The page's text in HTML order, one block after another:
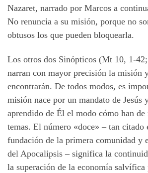
Nazaret, narrado por Marcos a
No renuncia a su misión, porque no
obtusos los que pueden bloquearla.
Los otros dos Sinópticos (Mt 10, 1-
narran con mayor precisión la misión
encontrarán. De todos modos, es
misión nace por un mandato de Jesús
aprendido de Él el modo cómo han
temas. El número «doce» – tan citado
fundación de la primera comunidad y
del Apocalipsis – significa la
la superación de la economía salvífica